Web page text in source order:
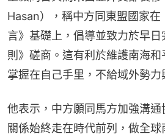
Hasan），稱中方同東盟國家在
言》基礎上，倡導並致力於早
則》磋商。這有利於維護南海
掌握在自己手里，不給域外勢力
他表示，中方願同馬方加強溝
關係始終走在時代前列，做全